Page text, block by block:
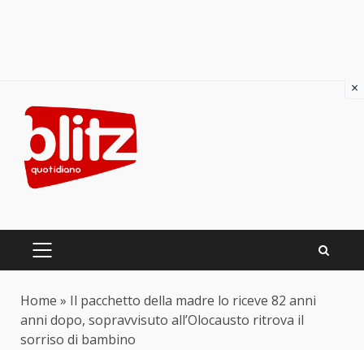
content
PRIMARY
Home » Il pacchetto della madre lo riceve 82 anni
anni dopo, sopravvisuto all’Olocausto ritrova il
sorriso di bambino
×